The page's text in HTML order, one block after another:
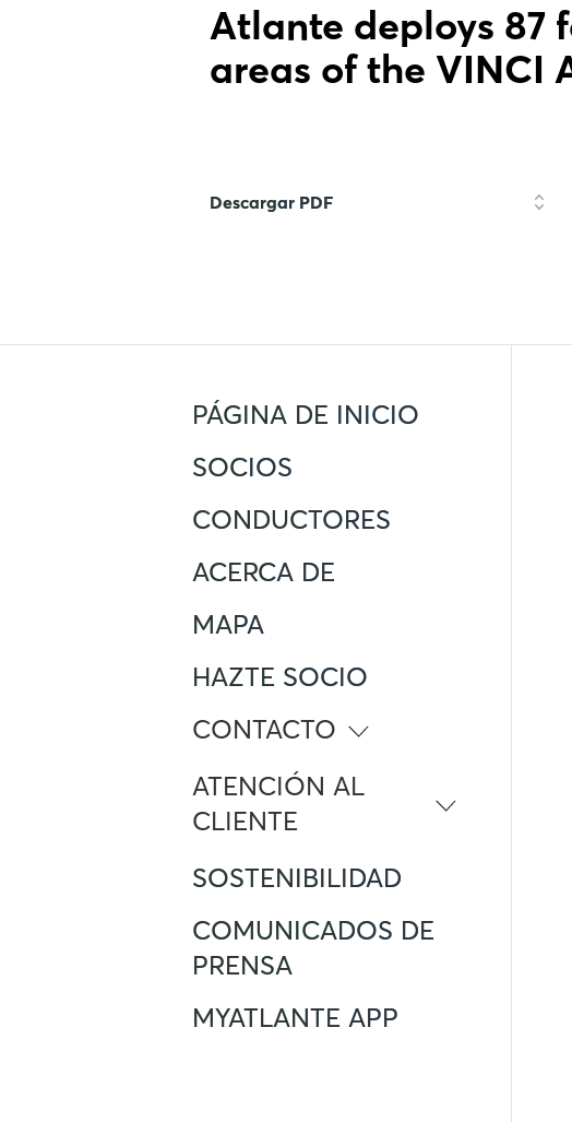
Atlante deploys 87
areas of the VINCI
Descargar PDF
PÁGINA DE INICIO
SOCIOS
CONDUCTORES
ACERCA DE
MAPA
HAZTE SOCIO
CONTACTO
ATENCIÓN AL
CLIENTE
(+34) 900 42 35 33
(+34) 91 12 33 173
support.iberia@atlante.energy
SOSTENIBILIDAD
COMUNICADOS DE
PRENSA
MYATLANTE APP